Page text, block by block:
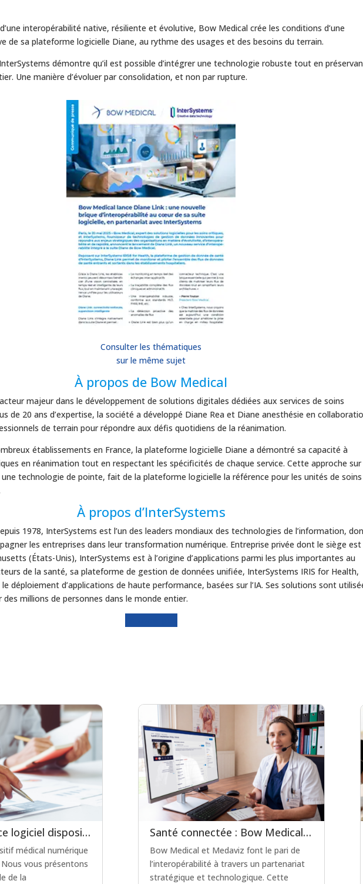
interopérabilité native, résiliente et évolutive, Bow Medical crée les conditions d’une
de sa plateforme logicielle Diane, au rythme des usages et des besoins du terrain.
démontre qu’il est possible d’intégrer une technologie robuste tout en
Une manière d’évoluer par consolidation, et non par rupture.
Consulter les thématiques
sur le même sujet
À propos de Bow Medical
majeur dans le développement de solutions digitales dédiées aux services de soins
de 20 ans d’expertise, la société a développé Diane Rea et Diane anesthésie en
de terrain pour répondre aux défis quotidiens de la réanimation.
établissements en France, la plateforme logicielle Diane a démontré sa capacité à
en réanimation tout en respectant les spécificités de chaque service. Cette approche sur
technologie de pointe, fait de la plateforme logicielle la référence pour les unités de soins
À propos d’InterSystems
1978, InterSystems est l’un des leaders mondiaux des technologies de l’information,
les entreprises dans leur transformation numérique. Entreprise privée dont le siège est
(États-Unis), InterSystems est à l’origine d’applications parmi les plus importantes au
de la santé, sa plateforme de gestion de données unifiée, InterSystems IRIS for Health,
déploiement d’applications de haute performance, basées sur l’IA. Ses solutions sont
millions de personnes dans le monde entier.
Matériovigilance logiciel dispositif médical : un levier clé pour la certification en soins critiques
médical numérique
vous présentons
de la
Santé connectée : Bow Medical et Medaviz scellent une alliance technologique
Bow Medical et Medaviz font le pari de
l’interopérabilité à travers un partenariat
stratégique et technologique. Cette